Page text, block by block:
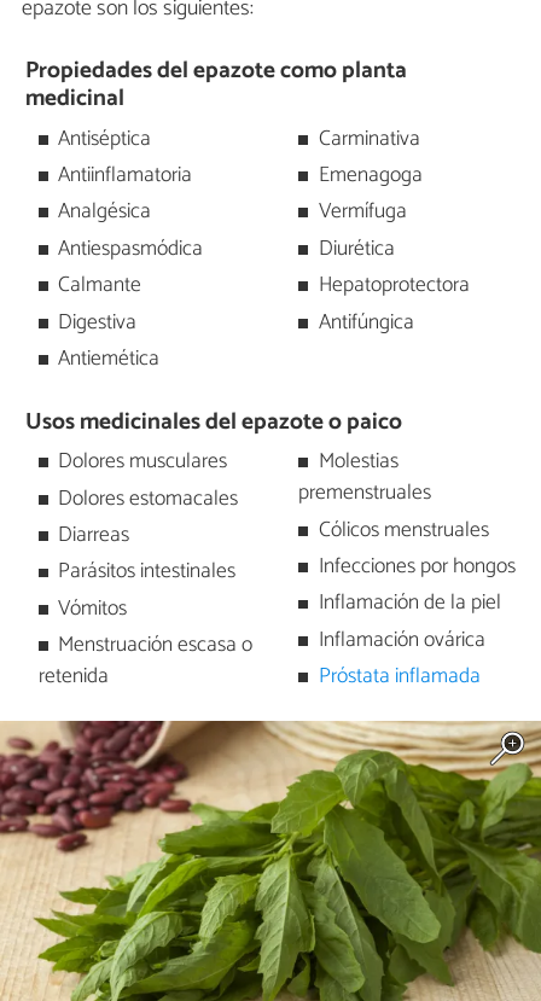
epazote son los siguientes:
Propiedades del epazote como planta
medicinal
Antiséptica
Antiinflamatoria
Analgésica
Antiespasmódica
Calmante
Digestiva
Antiemética
Carminativa
Emenagoga
Vermífuga
Diurética
Hepatoprotectora
Antifúngica
Usos medicinales del epazote o paico
Dolores musculares
Dolores estomacales
Diarreas
Parásitos intestinales
Vómitos
Menstruación escasa o
retenida
Molestias
premenstruales
Cólicos menstruales
Infecciones por hongos
Inflamación de la piel
Inflamación ovárica
Próstata inflamada